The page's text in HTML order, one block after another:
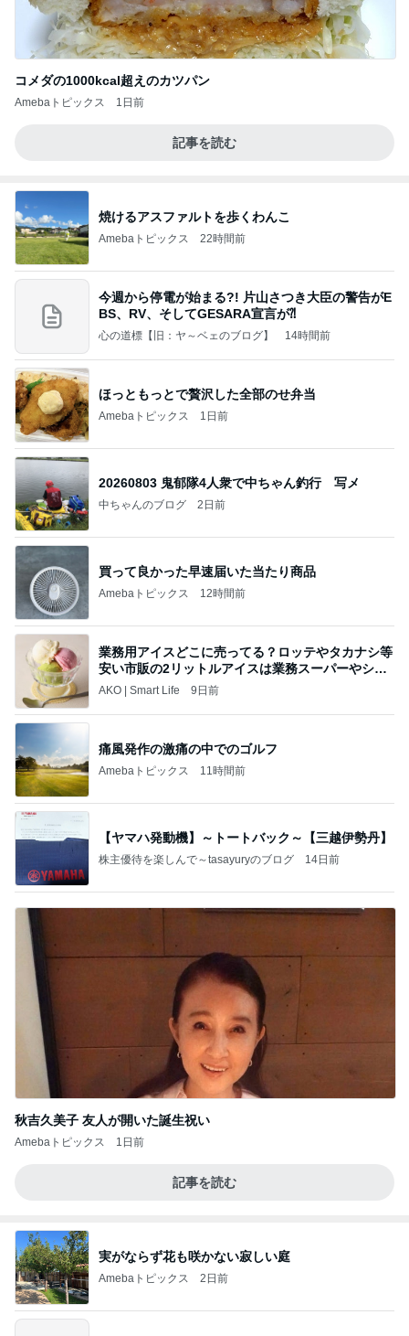
コメダの1000kcal超えのカツパン
Amebaトピックス 1日前
記事を読む
焼けるアスファルトを歩くわんこ
Amebaトピックス 22時間前
今週から停電が始まる?! 片山さつき大臣の警告がE
BS、RV、そしてGESARA宣言が⁈
心の道標【旧：ヤ～ベェのブログ】 14時間前
ほっともっとで贅沢した全部のせ弁当
Amebaトピックス 1日前
20260803 鬼郁隊4人衆で中ちゃん釣行 写メ
中ちゃんのブログ 2日前
買って良かった早速届いた当たり商品
Amebaトピックス 12時間前
業務用アイスどこに売ってる？ロッテやタカナシ等
安い市販の2リットルアイスは業務スーパーやシャ
トレ
AKO | Smart Life 9日前
痛風発作の激痛の中でのゴルフ
Amebaトピックス 11時間前
【ヤマハ発動機】～トートバック～【三越伊勢丹】
株主優待を楽しんで～tasayuryのブログ 14日前
秋吉久美子 友人が開いた誕生祝い
Amebaトピックス 1日前
記事を読む
実がならず花も咲かない寂しい庭
Amebaトピックス 2日前